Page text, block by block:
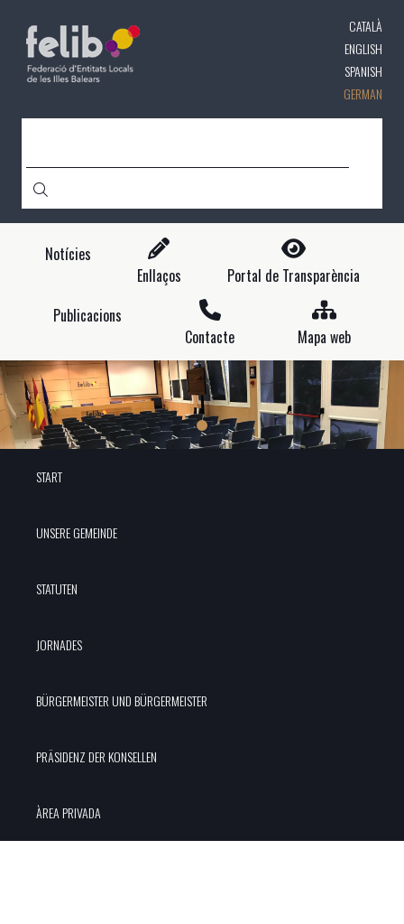
CATALÀ
ENGLISH
SPANISH
GERMAN
Notícies
Enllaços
Portal de Transparència
Publicacions
Contacte
Mapa web
START
UNSERE GEMEINDE
STATUTEN
JORNADES
BÜRGERMEISTER UND BÜRGERMEISTER
PRÄSIDENZ DER KONSELLEN
ÀREA PRIVADA